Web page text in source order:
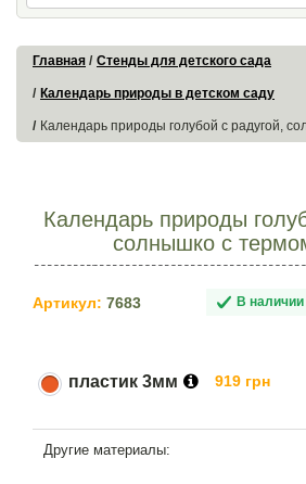
Главная Стенды для детского сада
Календарь природы в детском саду
Календарь природы голубой с радугой,
Календарь природы
солнышко с
Артикул: 7683 В наличии
пластик 3мм 919 грн